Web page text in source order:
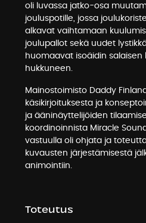
oli luvassa jatko-osa
jouluspotille, jossa
alkavat vaihtamaan
joulupallot sekä uudet
huomaavat isoäidin salaisen
hukkuneen.
Mainostoimisto Daddy
käsikirjoituksesta ja
ja ääninäyttelijöiden
koordinoinnista Miracle
vastuulla oli ohjata ja
kuvausten järjestämisestä
animointiin.
Toteutus